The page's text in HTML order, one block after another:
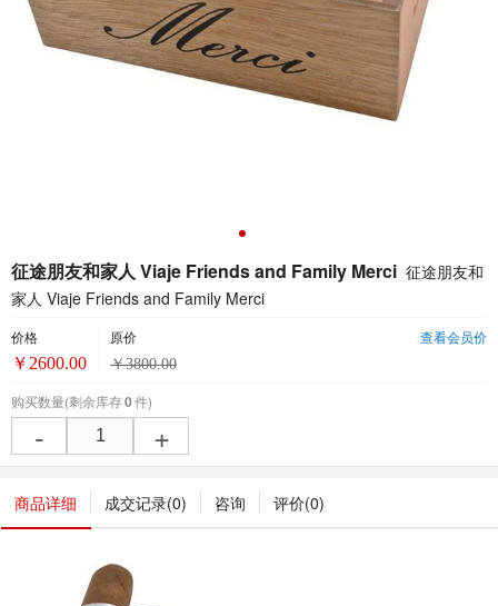
征途朋友和家人 Viaje Friends and Family Merci 征途朋友和
家人 Viaje Friends and Family Merci
查看会员价
价格
￥ 2600.00
原价
￥3800.00
购买数量(剩余库存0件)
- +
商品详细 成交记录(0) 咨询 评价(0)